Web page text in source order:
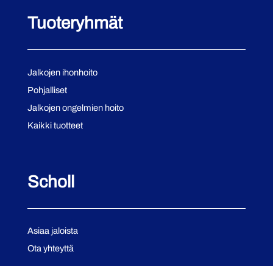
Tuoteryhmät
Jalkojen ihonhoito
Pohjalliset
Jalkojen ongelmien hoito
Kaikki tuotteet
Scholl
Asiaa jaloista
Ota yhteyttä